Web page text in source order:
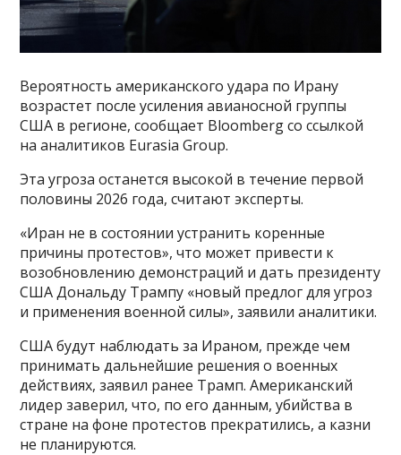
Вероятность американского удара по Ирану
возрастет после усиления авианосной группы
США в регионе, сообщает Bloomberg со ссылкой
на аналитиков Eurasia Group.
Эта угроза останется высокой в течение первой
половины 2026 года, считают эксперты.
«Иран не в состоянии устранить коренные
причины протестов», что может привести к
возобновлению демонстраций и дать президенту
США Дональду Трампу «новый предлог для угроз
и применения военной силы», заявили аналитики.
США будут наблюдать за Ираном, прежде чем
принимать дальнейшие решения о военных
действиях, заявил ранее Трамп. Американский
лидер заверил, что, по его данным, убийства в
стране на фоне протестов прекратились, а казни
не планируются.